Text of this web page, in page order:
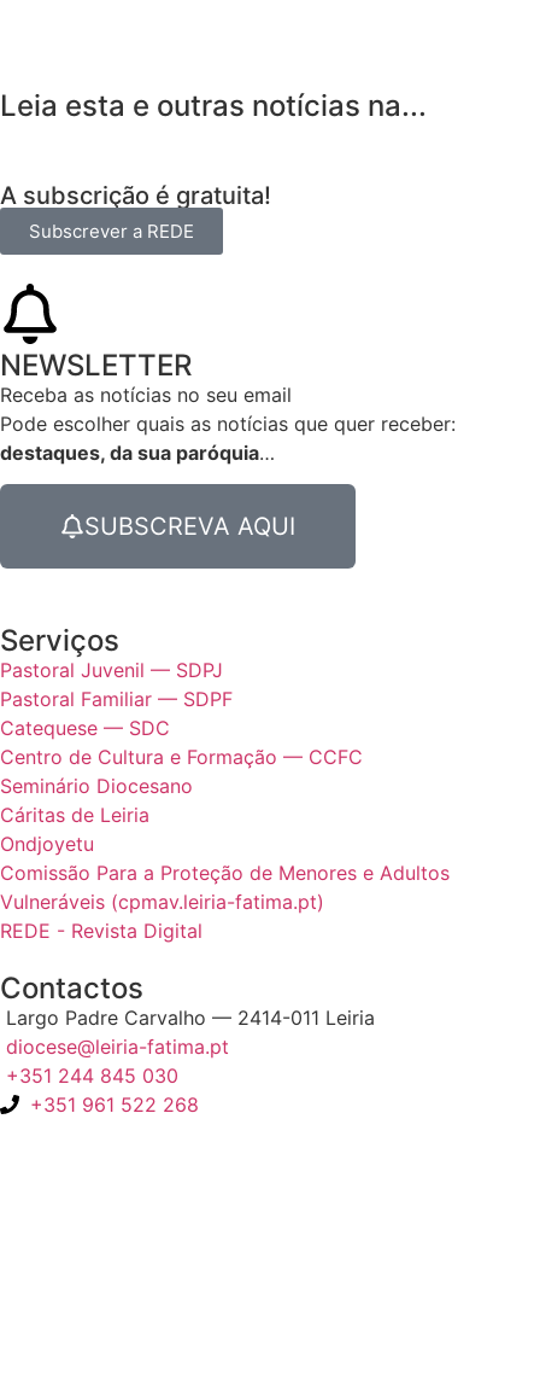
Leia esta e outras notícias na...
A subscrição é gratuita!
Subscrever a REDE
NEWSLETTER
Receba as notícias no seu email​
Pode escolher quais as notícias que quer receber:
destaques, da sua paróquia…
SUBSCREVA AQUI
Serviços
Pastoral Juvenil — SDPJ
Pastoral Familiar — SDPF
Catequese — SDC
Centro de Cultura e Formação — CCFC
Seminário Diocesano
Cáritas de Leiria
Ondjoyetu
Comissão Para a Proteção de Menores e Adultos
Vulneráveis (cpmav.leiria-fatima.pt)
REDE - Revista Digital
Contactos
Largo Padre Carvalho — 2414-011 Leiria
diocese@leiria-fatima.pt
+351 244 845 030
+351 961 522 268